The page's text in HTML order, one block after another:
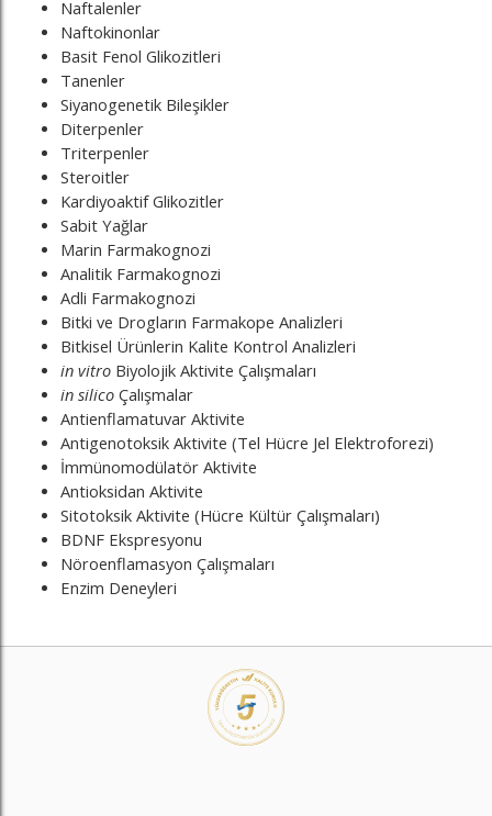
Naftalenler
Naftokinonlar
Basit Fenol Glikozitleri
Tanenler
Siyanogenetik Bileşikler
Diterpenler
Triterpenler
Steroitler
Kardiyoaktif Glikozitler
Sabit Yağlar
Marin Farmakognozi
Analitik Farmakognozi
Adli Farmakognozi
Bitki ve Drogların Farmakope Analizleri
Bitkisel Ürünlerin Kalite Kontrol Analizleri
in vitro Biyolojik Aktivite Çalışmaları
in silico Çalışmalar
Antienflamatuvar Aktivite
Antigenotoksik Aktivite (Tel Hücre Jel Elektroforezi)
İmmünomodülatör Aktivite
Antioksidan Aktivite
Sitotoksik Aktivite (Hücre Kültür Çalışmaları)
BDNF Ekspresyonu
Nöroenflamasyon Çalışmaları
Enzim Deneyleri